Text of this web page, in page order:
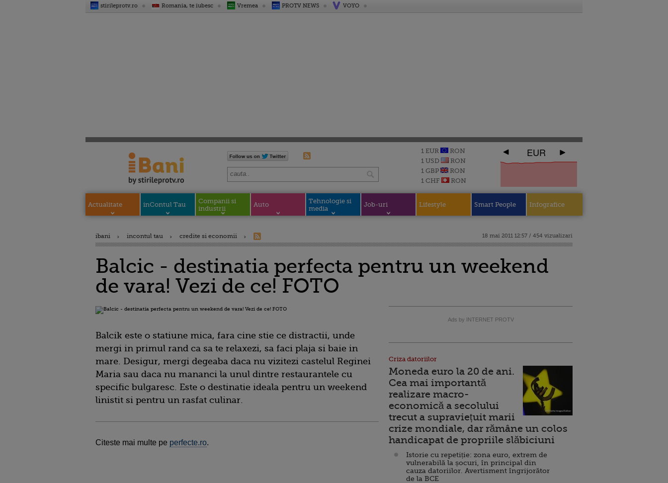
stirileprotv.ro Romania, te iubesc Vremea PROTV NEWS VOYO
1 EUR
RON
1 USD
RON
1 GBP
RON
1 CHF
RON
EUR
Actualitate inContul Tau
Companii si
industrii
Auto
Tehnologie si
media
Job-uri Lifestyle Smart People Infografice
ibani incontul tau credite si economii 18 mai 2011 12:57 / 454 vizualizari
Balcic - destinatia perfecta pentru un weekend
de vara! Vezi de ce! FOTO
Balcik este o statiune mica, fara cine stie ce distractii, unde
mergi in primul rand ca sa te relaxezi, sa faci plaja si baie in
mare. Desigur, mergi degeaba daca nu vizitezi castelul Reginei
Maria sau daca nu mananci la unul dintre restaurantele cu
specific bulgaresc. Este o destinatie ideala pentru un weekend
linistit si pentru un rasfat culinar.
Citeste mai multe pe perfecte.ro.
Ads by INTERNET PROTV
Criza datoriilor
Moneda euro la 20 de ani.
Cea mai importantă
realizare macro-
economică a secolului
trecut a supraviețuit marii
crize mondiale, dar rămâne un colos
handicapat de propriile slăbiciuni
Istorie cu repetiție: zona euro, extrem de
vulnerabilă la șocuri, în principal din
cauza datoriilor. Avertisment îngrijorător
de la BCE